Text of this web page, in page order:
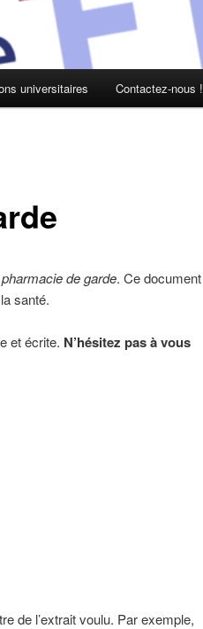
universitaires Contactez-nous !
de garde. Ce document
santé.
et écrite. N’hésitez pas à vous
de l’extrait voulu. Par exemple,